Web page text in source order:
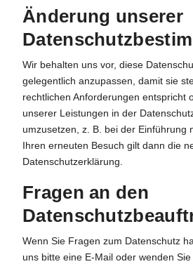
Änderung unserer
Wir behalten uns vor, diese
gelegentlich anzupassen, damit sie
rechtlichen Anforderungen entspricht
unserer Leistungen in der
umzusetzen, z. B. bei der Einführung
Ihren erneuten Besuch gilt dann die
Datenschutzerklärung.
Fragen an den
Wenn Sie Fragen zum Datenschutz
uns bitte eine E-Mail oder wenden